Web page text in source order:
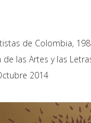
de Colombia,
las Artes y las
2014